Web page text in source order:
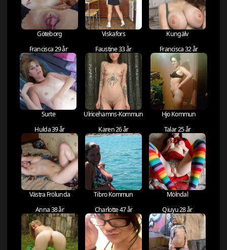
Göteborg Viskafors
Kungälv
Francisca 29 år
Surte
Faustine 33 år
Ulricehamns-Kommun
Francisca 32 år
Hjo Kommun
Hulda 39 år
Västra Frölunda
Karen 26 år
Tibro Kommun
Talar 25 år
Mölndal
Anna 38 år
Charlotte 47 år Qiuyu 28 år